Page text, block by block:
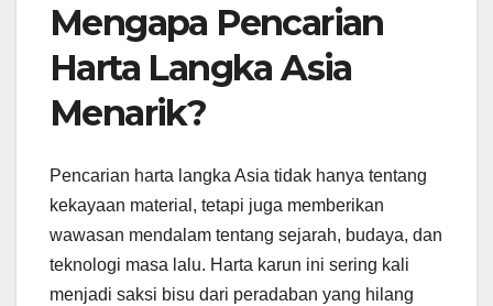
Mengapa Pencarian
Harta Langka Asia
Menarik?
Pencarian harta langka Asia tidak hanya tentang
kekayaan material, tetapi juga memberikan
wawasan mendalam tentang sejarah, budaya, dan
teknologi masa lalu. Harta karun ini sering kali
menjadi saksi bisu dari peradaban yang hilang